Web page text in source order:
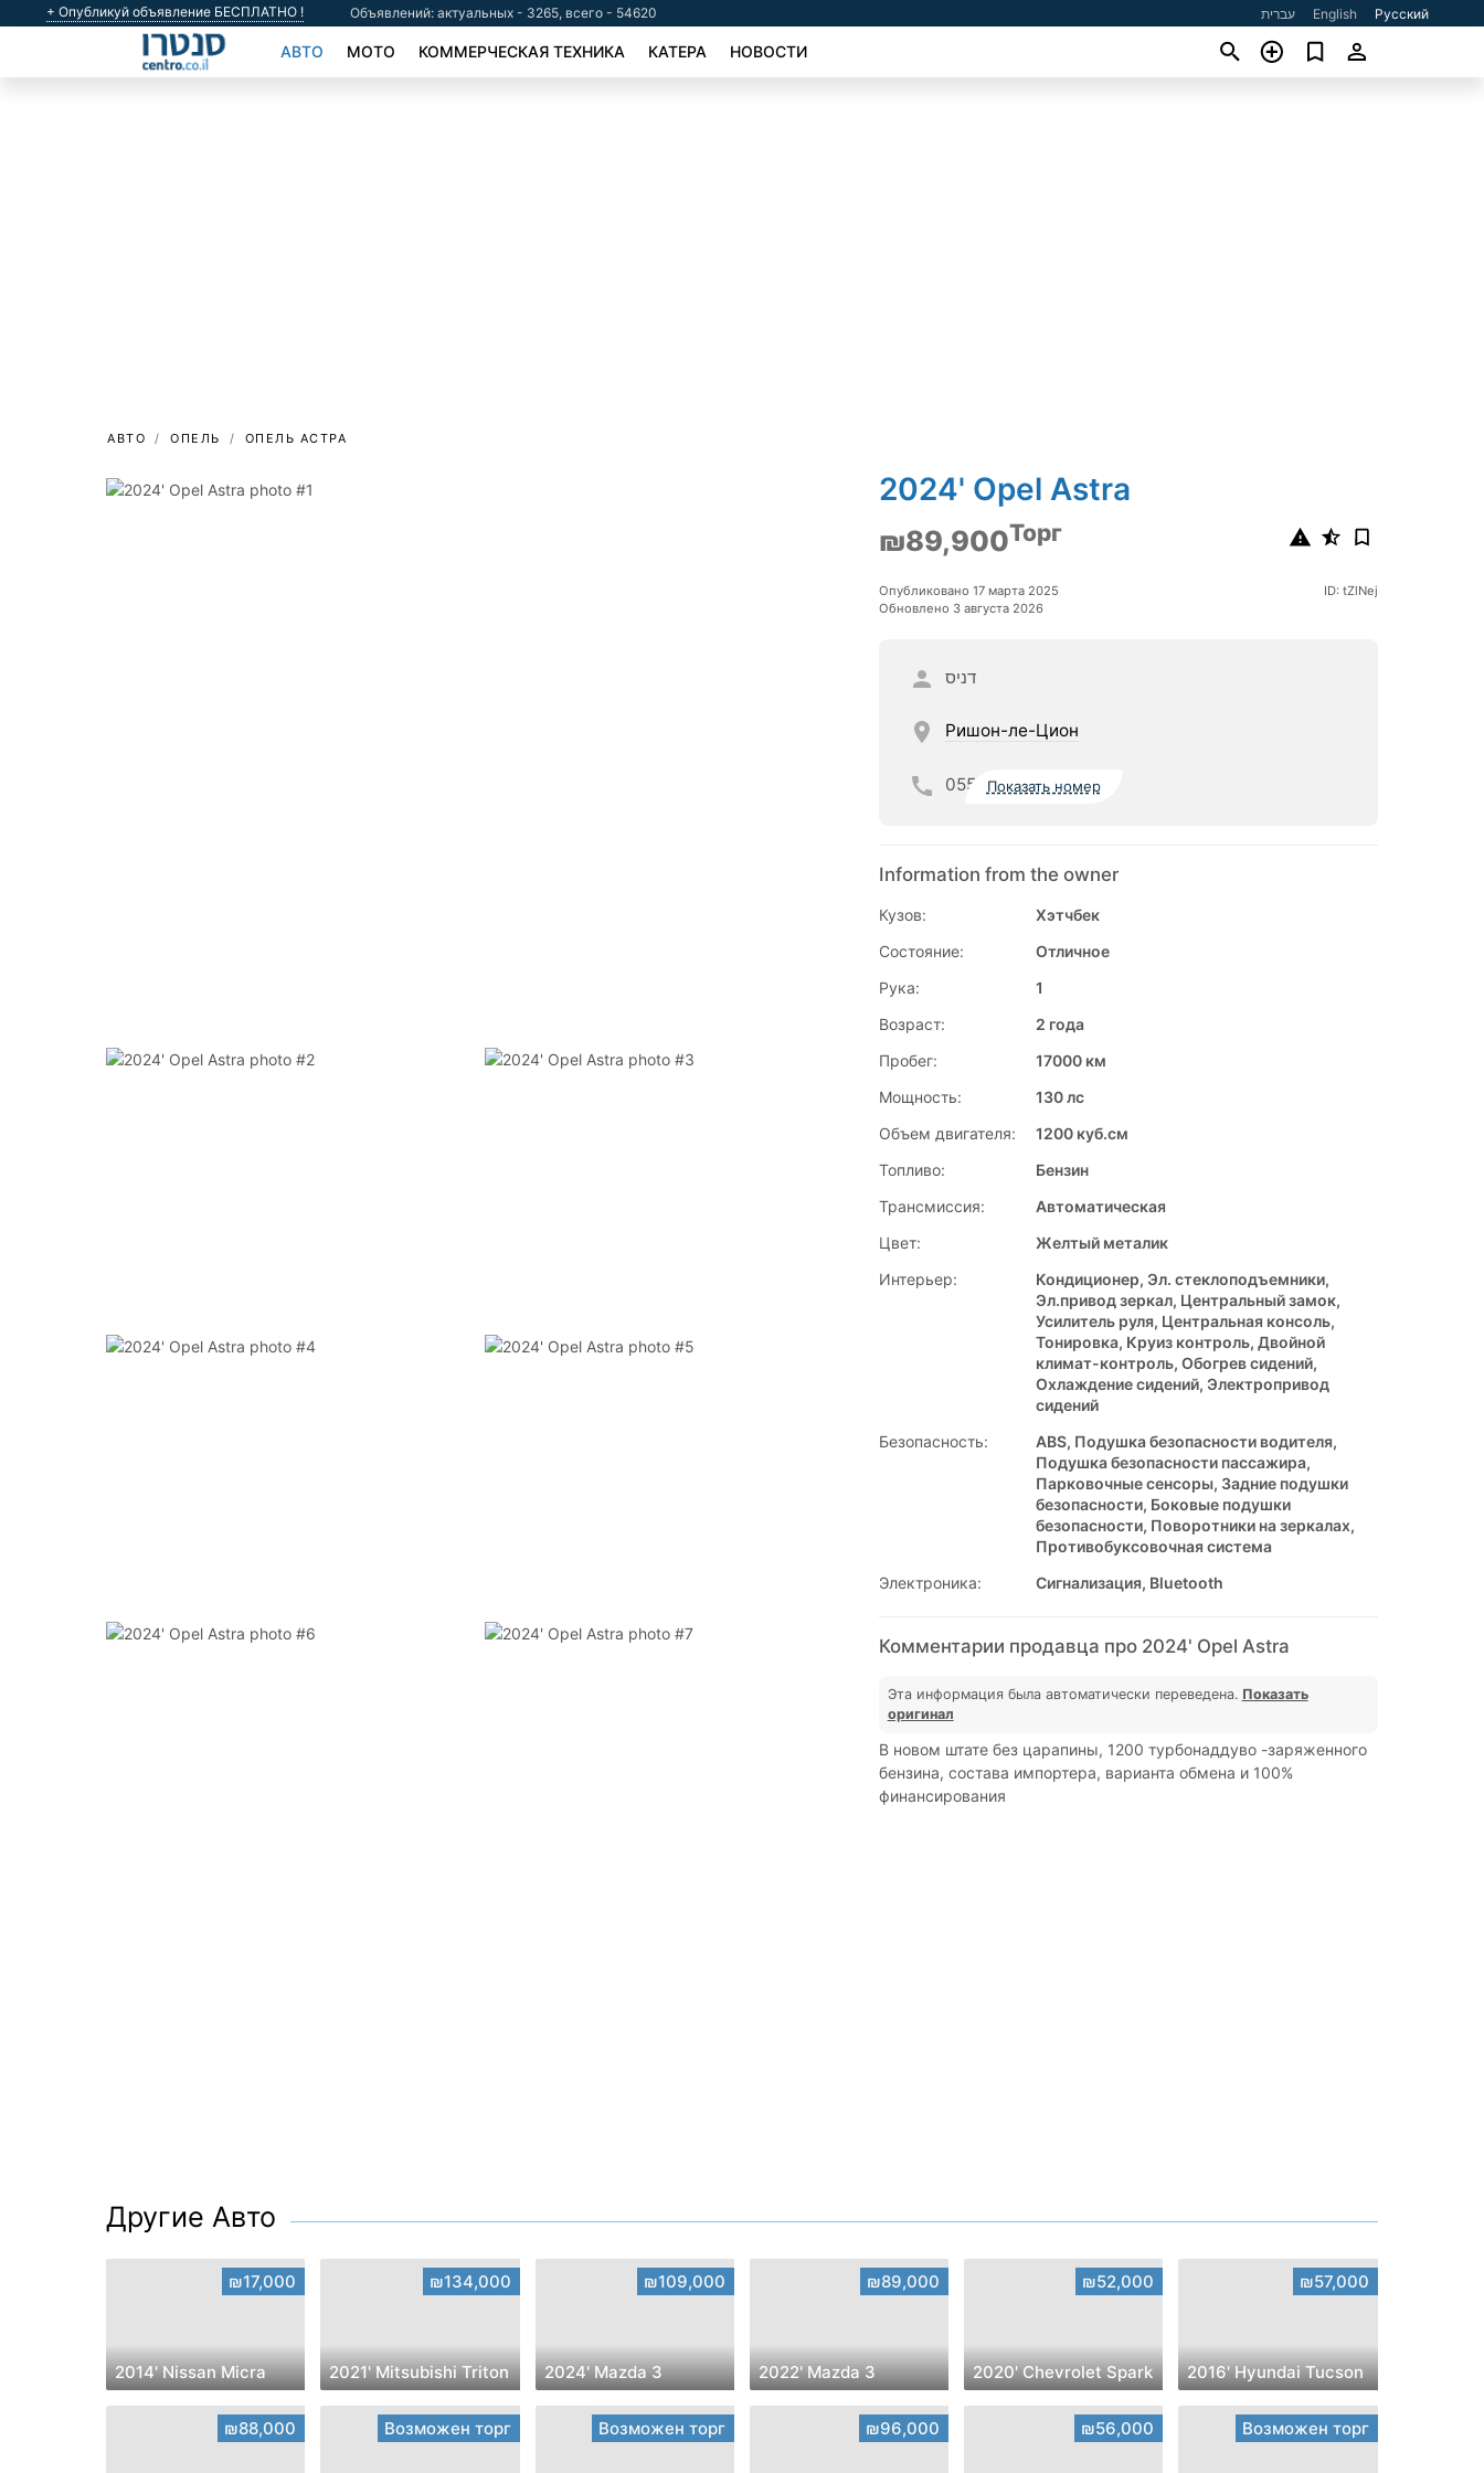
+ Опубликуй объявление БЕСПЛАТНО ! Объявлений: актуальных - 3265, всего - 54620 עברית English Русский
АВТО МОТО КОММЕРЧЕСКАЯ ТЕХНИКА КАТЕРА НОВОСТИ
АВТО ОПЕЛЬ ОПЕЛЬ АСТРА
2024' Opel Astra
₪89,900Торг
Опубликовано 17 марта 2025
Обновлено 3 августа 2026
ID: tZlNej
דניס
Ришон-ле-Цион
055 Показать номер
Information from the owner
Кузов:
Хэтчбек
Состояние:
Отличное
Рука:
1
Возраст:
2 года
Пробег:
17000 км
Мощность:
130 лс
Объем двигателя:
1200 куб.см
Топливо:
Бензин
Трансмиссия:
Автоматическая
Цвет:
Желтый металик
Интерьер:
Кондиционер, Эл. стеклоподъемники,
Эл.привод зеркал, Центральный замок,
Усилитель руля, Центральная консоль,
Тонировка, Круиз контроль, Двойной
климат-контроль, Обогрев сидений,
Охлаждение сидений, Электропривод
сидений
Безопасность:
ABS, Подушка безопасности водителя,
Подушка безопасности пассажира,
Парковочные сенсоры, Задние подушки
безопасности, Боковые подушки
безопасности, Поворотники на зеркалах,
Противобуксовочная система
Электроника:
Сигнализация, Bluetooth
Комментарии продавца про 2024' Opel Astra
Эта информация была автоматически переведена. Показать
оригинал
В новом штате без царапины, 1200 турбонаддуво -заряженного
бензина, состава импортера, варианта обмена и 100%
финансирования
Другие Авто
₪17,000
2014' Nissan Micra
₪134,000
2021' Mitsubishi Triton
₪109,000
2024' Mazda 3
₪89,000
2022' Mazda 3
₪52,000
2020' Chevrolet Spark
₪57,000
2016' Hyundai Tucson
₪88,000 Возможен торг Возможен торг ₪96,000 ₪56,000 Возможен торг